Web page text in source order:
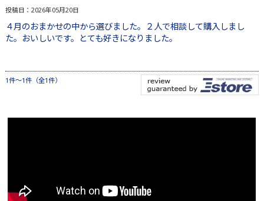
投稿日：2026年05月20日
４月のおまかせの中から選びました。２人で相談して購入しまし
た。おいしいです。とても好きになりました。
1件～1件（全1件）